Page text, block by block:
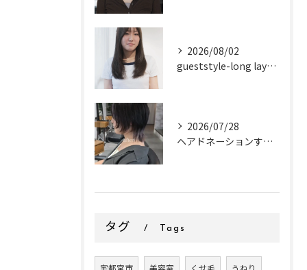
2026/08/02
gueststyle-long layer-
2026/07/28
ヘアドネーションするお客様✂
タグ Tags